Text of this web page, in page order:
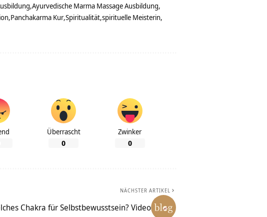
Ayurvedische Marma Massage Ausbildung
Panchakarma Kur Spiritualität spirituelle Meisterin
Überrascht
0
Zwinker
0
NÄCHSTER ARTIKEL
Chakra für Selbstbewusstsein? Video